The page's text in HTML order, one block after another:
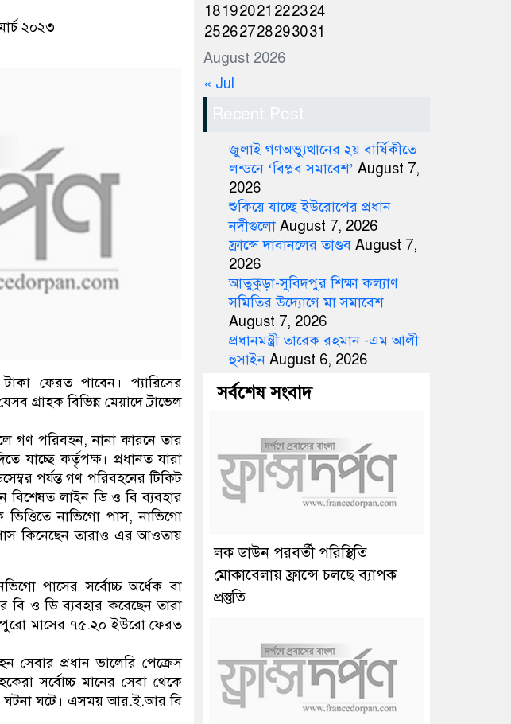
২০২৩
ফেরত পাবেন। প্যারিসের
গ্রাহক বিভিন্ন মেয়াদে ট্রাভেল
গণ পরিবহন, নানা কারনে তার
যাচ্ছে কর্তৃপক্ষ। প্রধানত যারা
পর্যন্ত গণ পরিবহনের টিকিট
বিশেষত লাইন ডি ও বি ব্যবহার
নাভিগো পাস, নাভিগো
কিনেছেন তারাও এর আওতায়
পাসের সর্বোচ্চ অর্ধেক বা
ও ডি ব্যবহার করেছেন তারা
পুরো মাসের ৭৫.২০ ইউরো ফেরত
সেবার প্রধান ভালেরি পেক্রেস
সর্বোচ্চ মানের সেবা থেকে
ঘটনা ঘটে। এসময় আর.ই.আর বি
August 2026
18192021 222324
25262728293031
« Jul
Recent Post
জুলাই গণঅভ্যুত্থানের ২য় বার্ষিকীতে
লন্ডনে ‘বিপ্লব সমাবেশ’ August 7,
2026
শুকিয়ে যাচ্ছে ইউরোপের প্রধান
নদীগুলো August 7, 2026
ফ্রান্সে দাবানলের তাণ্ডব August 7,
2026
আতুকুড়া-সুবিদপুর শিক্ষা কল্যাণ
সমিতির উদ্যোগে মা সমাবেশ
August 7, 2026
প্রধানমন্ত্রী তারেক রহমান -এম আলী
হুসাইন August 6, 2026
সর্বশেষ সংবাদ
লক ডাউন পরবর্তী পরিস্থিতি
মোকাবেলায় ফ্রান্সে চলছে ব্যাপক
প্রস্তুতি